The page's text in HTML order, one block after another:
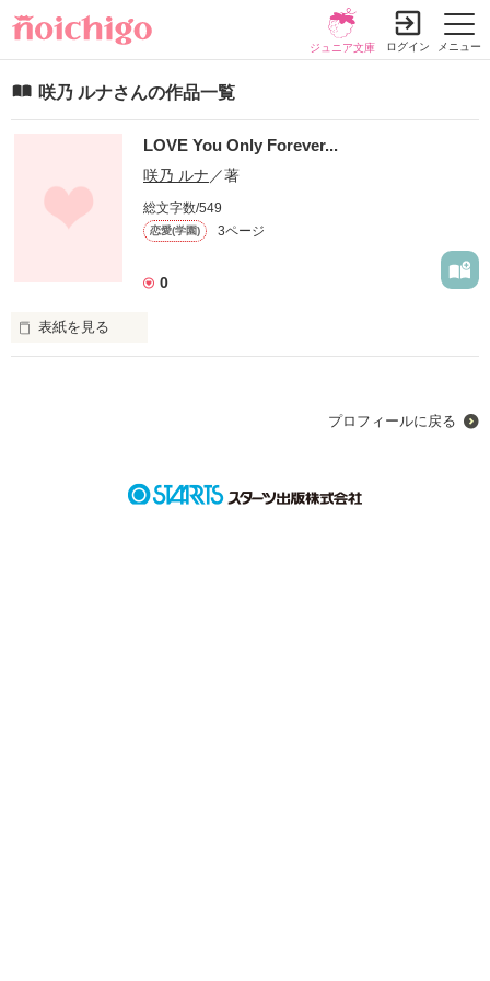
メニュー
ジュニア文庫 ログイン
咲乃 ルナさんの作品一覧
LOVE You Only Forever...
咲乃 ルナ ／著
総文字数/549
恋愛(学園) 3ページ
0
表紙を見る
作品を読む
プロフィールに戻る